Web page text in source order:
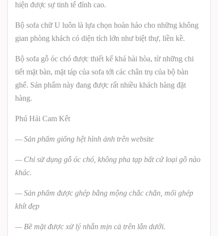
hiện được sự tinh tế đỉnh cao.
Bộ sofa chữ U luôn là lựa chọn hoàn hảo cho những không
gian phòng khách có diện tích lớn như biệt thự, liền kề.
Bộ sofa gỗ óc chó được thiết kế khá hài hòa, từ những chi
tiết mặt bàn, mặt táp của sofa tới các chân trụ của bộ bàn
ghế. Sản phẩm này đang được rất nhiều khách hàng đặt
hàng.
Phú Hải Cam Kết
— Sản phẩm giống hệt hình ảnh trên website
— Chỉ sử dụng gỗ óc chó, không pha tạp bất cứ loại gỗ nào
khác.
— Sản phẩm được ghép bằng mộng chắc chắn, mối ghép
khít đẹp
— Bề mặt được xử lý nhẵn mịn cả trên lẫn dưới.